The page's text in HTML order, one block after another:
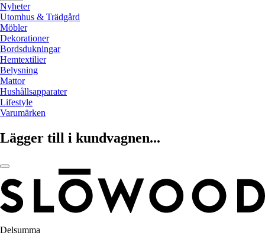
Nyheter
Utomhus & Trädgård
Möbler
Dekorationer
Bordsdukningar
Hemtextilier
Belysning
Mattor
Hushållsapparater
Lifestyle
Varumärken
Lägger till i kundvagnen...
Delsumma